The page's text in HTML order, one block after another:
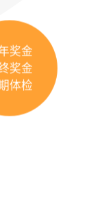
奖金
奖金
体检